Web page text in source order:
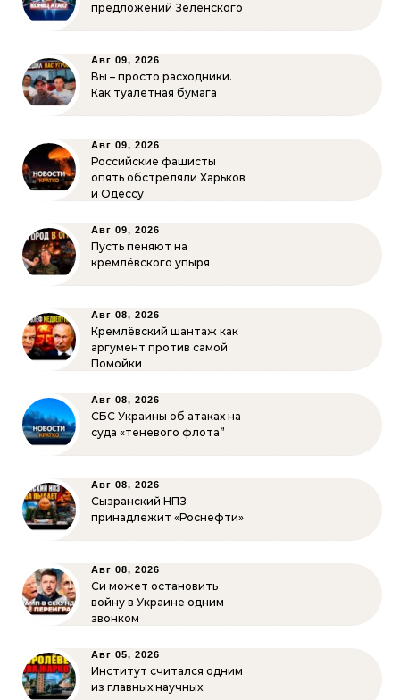
предложений Зеленского
Авг 09, 2026
Вы – просто расходники.
Как туалетная бумага
Авг 09, 2026
Российские фашисты
опять обстреляли Харьков
и Одессу
Авг 09, 2026
Пусть пеняют на
кремлёвского упыря
Авг 08, 2026
Кремлёвский шантаж как
аргумент против самой
Помойки
Авг 08, 2026
СБС Украины об атаках на
суда «теневого флота”
Авг 08, 2026
Сызранский НПЗ
принадлежит «Роснефти»
Авг 08, 2026
Си может остановить
войну в Украине одним
звонком
Авг 05, 2026
Институт считался одним
из главных научных